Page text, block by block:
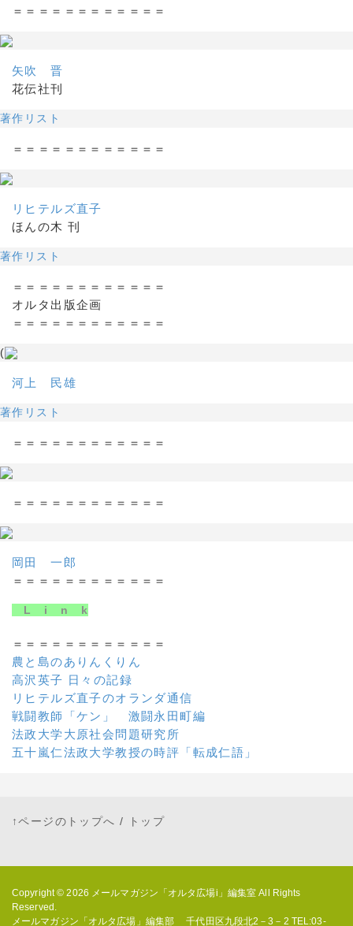
＝＝＝＝＝＝＝＝＝＝＝＝
矢吹 晋
花伝社刊
著作リスト
＝＝＝＝＝＝＝＝＝＝＝＝
リヒテルズ直子
ほんの木 刊
著作リスト
＝＝＝＝＝＝＝＝＝＝＝＝
オルタ出版企画
＝＝＝＝＝＝＝＝＝＝＝＝
(
河上 民雄
著作リスト
＝＝＝＝＝＝＝＝＝＝＝＝
＝＝＝＝＝＝＝＝＝＝＝＝
岡田 一郎
＝＝＝＝＝＝＝＝＝＝＝＝
L i n k
＝＝＝＝＝＝＝＝＝＝＝＝
農と島のありんくりん
高沢英子 日々の記録
リヒテルズ直子のオランダ通信
戦闘教師「ケン」 激闘永田町編
法政大学大原社会問題研究所
五十嵐仁法政大学教授の時評「転成仁語」
↑ページのトップへ / トップ
Copyright © 2026 メールマガジン「オルタ広場i」編集室 All Rights
Reserved.
メールマガジン「オルタ広場」編集部 千代田区九段北2－3－2 TEL:03-